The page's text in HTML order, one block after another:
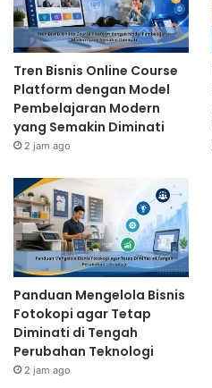
Tren Bisnis Online Course
Platform dengan Model
Pembelajaran Modern
yang Semakin Diminati
2 jam ago
Panduan Mengelola Bisnis
Fotokopi agar Tetap
Diminati di Tengah
Perubahan Teknologi
2 jam ago